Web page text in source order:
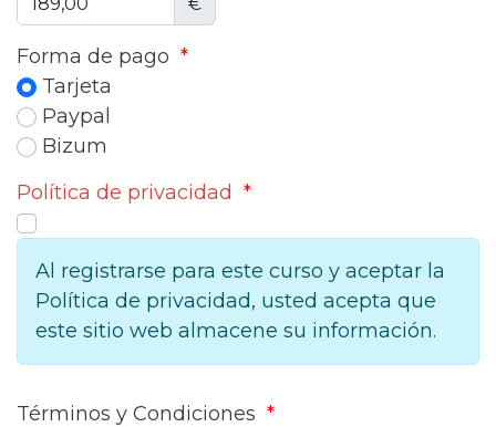
Forma de pago *
Tarjeta
Paypal
Bizum
Política de privacidad *
Al registrarse para este curso y aceptar la
Política de privacidad, usted acepta que
este sitio web almacene su información.
Términos y Condiciones *